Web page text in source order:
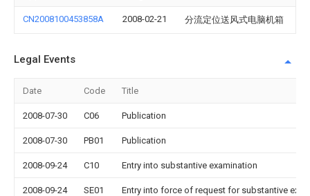
CN2008100453858A 2008-02-21 分流定位送风式电脑机箱
Legal Events
Date Code Title
2008-07-30 C06 Publication
2008-07-30 PB01 Publication
2008-09-24 C10 Entry into substantive examination
2008-09-24 SE01 Entry into force of request for substantive